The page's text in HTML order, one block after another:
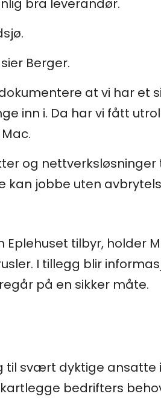
bra leverandør.
Berger.
at vi har et
inn i. Da har vi fått
og
kan jobbe uten
tilbyr, holder
I tillegg blir
på en sikker måte.
til svært dyktige
bedrifters